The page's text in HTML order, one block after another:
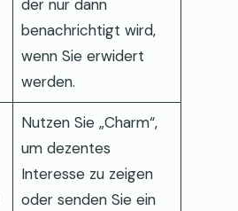
der nur dann
benachrichtigt wird,
wenn Sie erwidert
werden.
Nutzen Sie „Charm“,
um dezentes
Interesse zu zeigen
oder senden Sie ein